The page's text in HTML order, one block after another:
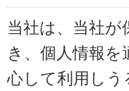
当社は、当社
き、個人情報
心して利用し